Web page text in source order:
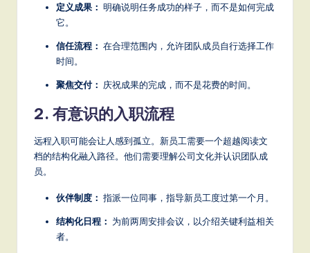
定义成果： 明确说明任务成功的样子，而不是如何完成
它。
信任流程： 在合理范围内，允许团队成员自行选择工作
时间。
聚焦交付： 庆祝成果的完成，而不是花费的时间。
2. 有意识的入职流程
远程入职可能会让人感到孤立。新员工需要一个超越阅读文
档的结构化融入路径。他们需要理解公司文化并认识团队成
员。
伙伴制度： 指派一位同事，指导新员工度过第一个月。
结构化日程： 为前两周安排会议，以介绍关键利益相关
者。